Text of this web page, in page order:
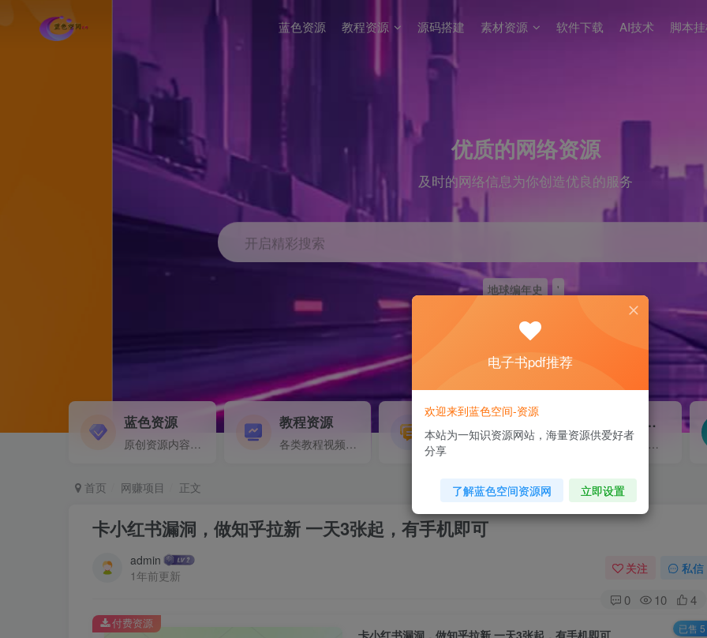
蓝色资源 教程资源 源码搭建 素材资源 软件下载 AI技术 脚本
优质的网络资源
及时的网络信息为你创造优良的服务
开启精彩搜索
地球编年史 '
蓝色资源
原创资源内容精选...
教程资源
各类教程视频音频等资源...
源码搭建
各类源码搭建...
素材资源NEW
海量素材,资源分享...
首页 网赚项目 正文
卡小红书漏洞，做知乎拉新 一天3张起，有手机即可
admin
1年前更新
关注 私信
0 10 4
卡小红书漏洞，做知乎拉新 一天3张起，有手机即可
付费资源 已售 5
电子书pdf推荐
欢迎来到蓝色空间-资源
本站为一知识资源网站，海量资源供爱好者
分享
了解蓝色空间资源网 立即设置